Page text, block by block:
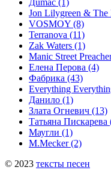
Дumac (1)
Jon Lilygreen & The
VOSMOY (8)
Terranova (11)
Zak Waters (1)
Manic Street
Елена Перова (4)
Фабрика (43)
Everything
Данило (1)
Злата Огневич (13)
Татьяна Пискарева
Маугли (1)
M.Mecker (2)
© 2023 тексты песен